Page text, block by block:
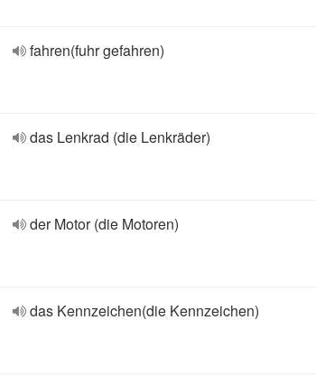
fahren(fuhr gefahren)
das Lenkrad (die Lenkräder)
der Motor (die Motoren)
das Kennzeichen(die Kennzeichen)